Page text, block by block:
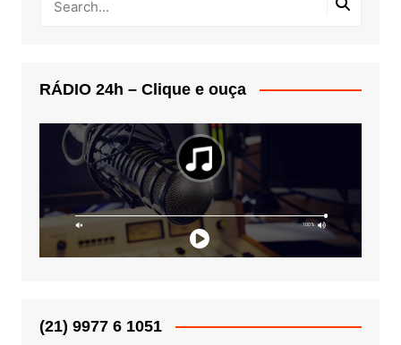
RÁDIO 24h – Clique e ouça
(21) 9977 6 1051